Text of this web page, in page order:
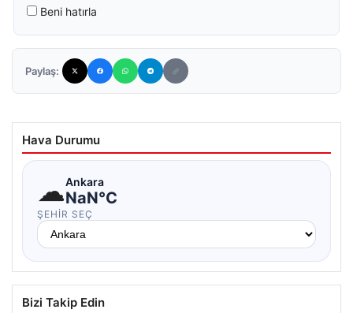
Beni hatırla
Paylaş:
Hava Durumu
☁Ankara
NaN°C
ŞEHIR SEÇ
Bizi Takip Edin